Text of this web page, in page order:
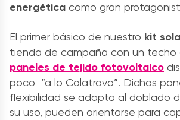
energética como gran
El primer básico de nuestro kit
tienda de campaña con un techo
paneles de tejido fotovoltaico
poco “a lo Calatrava”. Dichos
flexibilidad se adapta al doblado
su uso, pueden orientarse para